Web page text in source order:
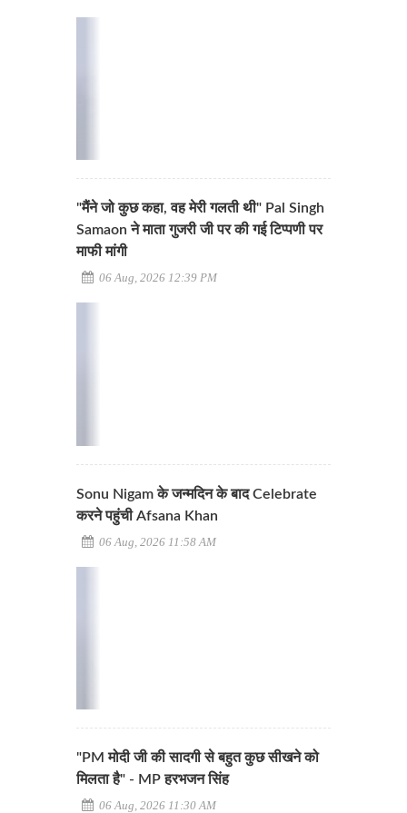
"मैंने जो कुछ कहा, वह मेरी गलती थी" Pal Singh
Samaon ने माता गुजरी जी पर की गई टिप्पणी पर
माफी मांगी
06 Aug, 2026 12:39 PM
Sonu Nigam के जन्मदिन के बाद Celebrate
करने पहुंची Afsana Khan
06 Aug, 2026 11:58 AM
"PM मोदी जी की सादगी से बहुत कुछ सीखने को
मिलता है" - MP हरभजन सिंह
06 Aug, 2026 11:30 AM